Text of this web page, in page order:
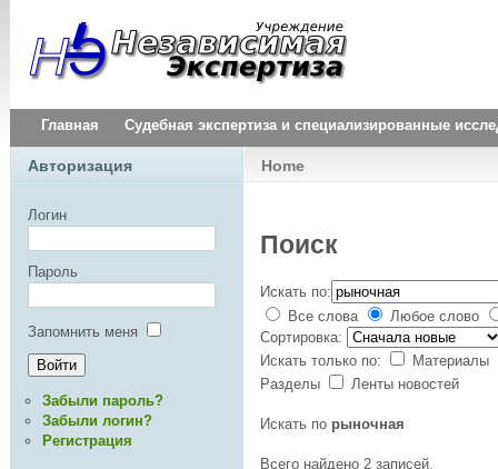
Главная Судебная экспертиза и специализированные
Home
Поиск
Искать по:
Все слова
Любое слово
Сортировка:
Искать только по:
Материалы
Разделы
Ленты новостей
Искать по рыночная
Всего найдено 2 записей.
Авторизация
Логин
Пароль
Запомнить меня
Забыли пароль?
Забыли логин?
Регистрация